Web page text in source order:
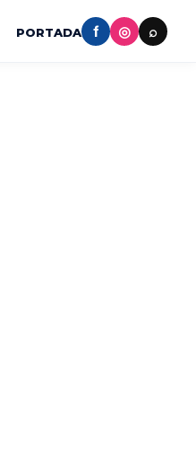
PORTADA f ◎ ⌕